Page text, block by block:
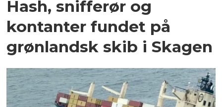
Hash, snifferør og
kontanter fundet på
grønlandsk skib i Skagen